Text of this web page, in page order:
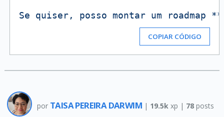
Se quiser, posso montar um roadmap
COPIAR CÓDIGO
por TAISA PEREIRA DARWIM | 19.5k xp | 78 posts